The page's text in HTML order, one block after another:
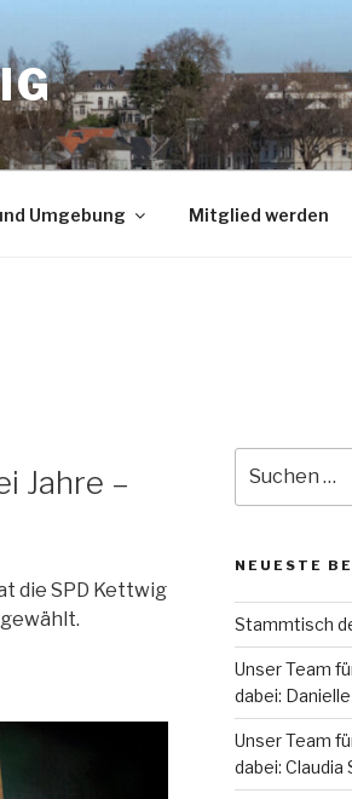
Umgebung Mitglied werden
Jahre –
die SPD Kettwig
nach:
NEUESTE
Stammtisch
Unser Team
dabei:
Unser Team
dabei: Claudia